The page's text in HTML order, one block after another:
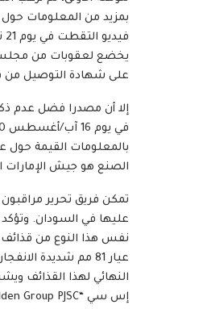
يخضع لعقوبات من مجلس
على شهادة التوصيل من
إلا أن مصدرا فضل عدم
بالمعلومات القيمة حول
الصنع هو جيش الإمارات
عليها في السودان. وتؤكد
نفس هذا النوع من قذائف
عيار 81 مم شديدة
النهائي لهذا القذائف